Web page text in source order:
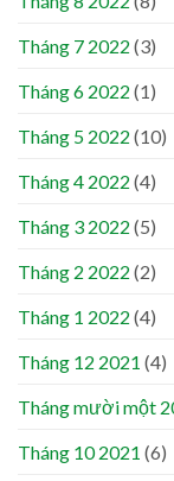
Tháng 7 2022 (3)
Tháng 6 2022 (1)
Tháng 5 2022 (10)
Tháng 4 2022 (4)
Tháng 3 2022 (5)
Tháng 2 2022 (2)
Tháng 1 2022 (4)
Tháng 12 2021 (4)
Tháng mười một
Tháng 10 2021 (6)